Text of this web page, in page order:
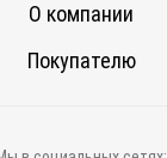
О компании
Покупателю